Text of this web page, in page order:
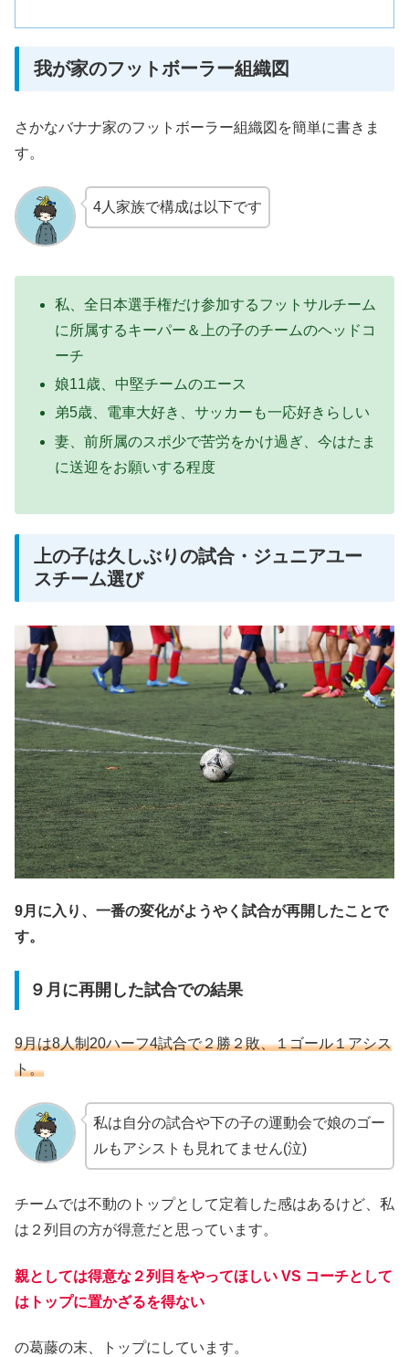
我が家のフットボーラー組織図
さかなバナナ家のフットボーラー組織図を簡単に書きま
す。
4人家族で構成は以下です
私、全日本選手権だけ参加するフットサルチーム
に所属するキーパー＆上の子のチームのヘッドコ
ーチ
娘11歳、中堅チームのエース
弟5歳、電車大好き、サッカーも一応好きらしい
妻、前所属のスポ少で苦労をかけ過ぎ、今はたま
に送迎をお願いする程度
上の子は久しぶりの試合・ジュニアユー
スチーム選び
9月に入り、一番の変化がようやく試合が再開したことで
す。
９月に再開した試合での結果
9月は8人制20ハーフ4試合で２勝２敗、１ゴール１アシス
ト。
私は自分の試合や下の子の運動会で娘のゴー
ルもアシストも見れてません(泣)
チームでは不動のトップとして定着した感はあるけど、私
は２列目の方が得意だと思っています。
親としては得意な２列目をやってほしい VS コーチとして
はトップに置かざるを得ない
の葛藤の末、トップにしています。